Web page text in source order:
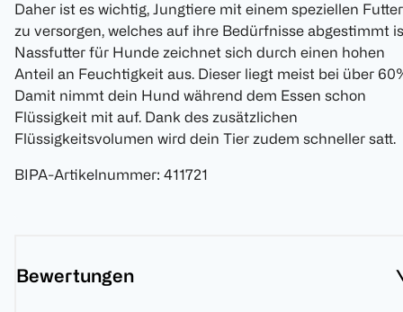
Daher ist es wichtig, Jungtiere mit einem speziellen Futter
zu versorgen, welches auf ihre Bedürfnisse abgestimmt
Nassfutter für Hunde zeichnet sich durch einen hohen
Anteil an Feuchtigkeit aus. Dieser liegt meist bei über
Damit nimmt dein Hund während dem Essen schon
Flüssigkeit mit auf. Dank des zusätzlichen
Flüssigkeitsvolumen wird dein Tier zudem schneller satt.
BIPA-Artikelnummer: 411721
Bewertungen